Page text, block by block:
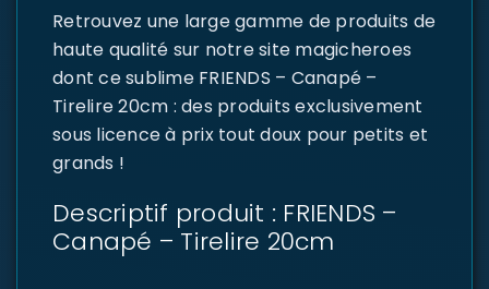
Retrouvez une large gamme de produits de
haute qualité sur notre site magicheroes
dont ce sublime FRIENDS – Canapé –
Tirelire 20cm : des produits exclusivement
sous licence à prix tout doux pour petits et
grands !
Descriptif produit : FRIENDS –
Canapé – Tirelire 20cm